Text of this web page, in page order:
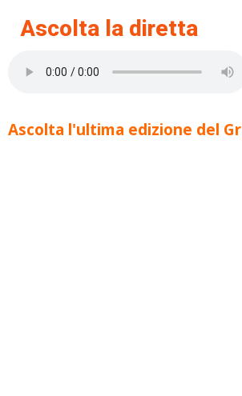
Ascolta la diretta
Ascolta l'ultima edizione del Gr